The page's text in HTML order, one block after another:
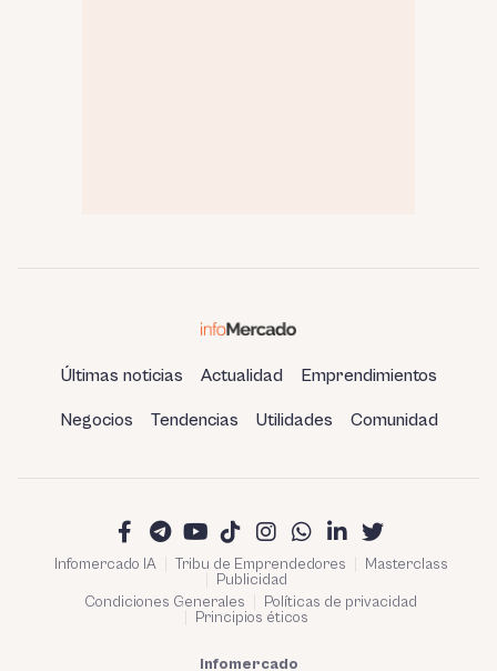
Últimas noticias Actualidad Emprendimientos
Negocios Tendencias Utilidades Comunidad
Infomercado IA Tribu de Emprendedores
Masterclass
Publicidad
Condiciones Generales
Políticas de privacidad
Principios éticos
Infomercado